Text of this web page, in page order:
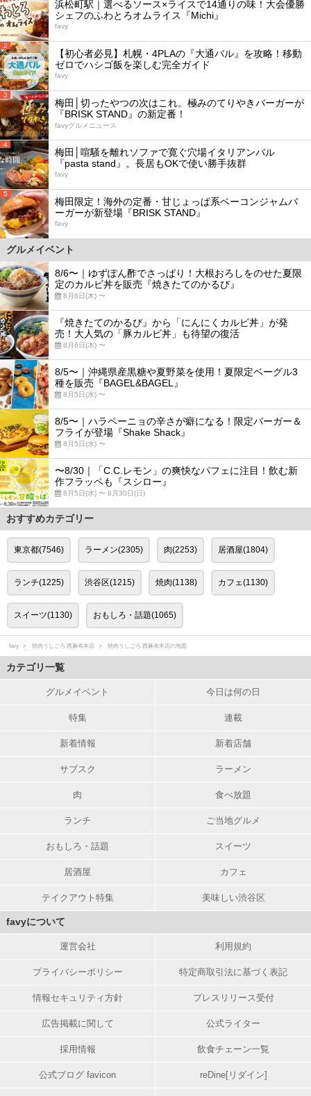
浜松町駅｜選べるソース×ライスで14通りの味！大会優勝
シェフのふわとろオムライス『Michi』
favy
2
【初心者必見】札幌・4PLAの『大通バル』を攻略！移動
ゼロでハシゴ飯を楽しむ完全ガイド
favy
3
梅田│切ったやつの次はこれ。極みのてりやきバーガーが
『BRISK STAND』の新定番！
favyグルメニュース
4
梅田│喧騒を離れソファで寛ぐ穴場イタリアンバル
『pasta stand』。長居もOKで使い勝手抜群
favy
5
梅田限定！海外の定番・甘じょっぱ系ベーコンジャムバ
ーガーが新登場『BRISK STAND』
favy
グルメイベント
8/6〜｜ゆずぽん酢でさっぱり！大根おろしをのせた夏限
定のカルビ丼を販売『焼きたてのかるび』
8月6日(木) 〜
『焼きたてのかるび』から「にんにくカルビ丼」が発
売！大人気の「豚カルビ丼」も待望の復活
8月6日(木) 〜
8/5〜｜沖縄県産黒糖や夏野菜を使用！夏限定ベーグル3
種を販売『BAGEL&BAGEL』
8月5日(水) 〜
8/5〜｜ハラペーニョの辛さが癖になる！限定バーガー＆
フライが登場『Shake Shack』
8月5日(水) 〜
〜8/30｜「C.C.レモン」の爽快なパフェに注目！飲む新
作フラッペも『スシロー』
8月5日(水) 〜 8月30日(日)
おすすめカテゴリー
東京都(7546) ラーメン(2305) 肉(2253) 居酒屋(1804)
ランチ(1225) 渋谷区(1215) 焼肉(1138) カフェ(1130)
スイーツ(1130) おもしろ・話題(1065)
favy 焼肉うしごろ 西麻布本店 焼肉うしごろ 西麻布本店の地図
カテゴリ一覧
グルメイベント 今日は何の日
特集 連載
新着情報 新着店舗
サブスク ラーメン
肉 食べ放題
ランチ ご当地グルメ
おもしろ・話題 スイーツ
居酒屋 カフェ
テイクアウト特集 美味しい渋谷区
favyについて
運営会社 利用規約
プライバシーポリシー 特定商取引法に基づく表記
情報セキュリティ方針 プレスリリース受付
広告掲載に関して 公式ライター
採用情報 飲食チェーン一覧
公式ブログ favicon reDine[リダイン]